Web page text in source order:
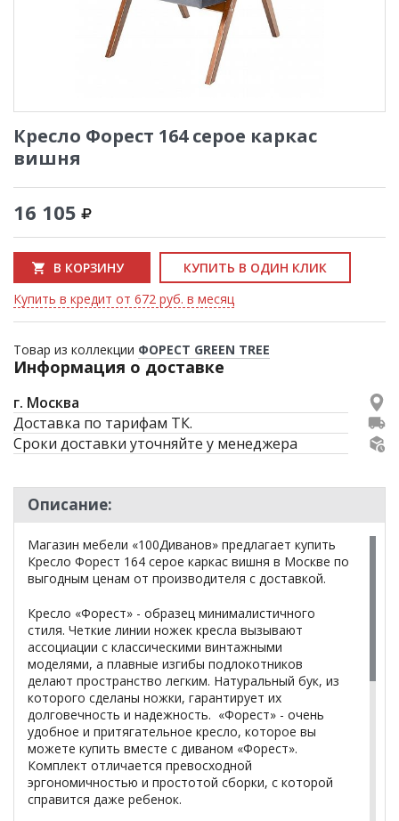
Кресло Форест 164 серое каркас
вишня
16 105
В КОРЗИНУ
КУПИТЬ В ОДИН КЛИК
Купить в кредит от 672 руб. в месяц
Товар из коллекции ФОРЕСТ GREEN TREE
Информация о доставке
г. Москва
Доставка по тарифам ТК.
Сроки доставки уточняйте у менеджера
Описание:
Магазин мебели «100Диванов» предлагает купить
Кресло Форест 164 серое каркас вишня в Москве по
выгодным ценам от производителя с доставкой.
Кресло «Форест» - образец минималистичного
стиля. Четкие линии ножек кресла вызывают
ассоциации с классическими винтажными
моделями, а плавные изгибы подлокотников
делают пространство легким. Натуральный бук, из
которого сделаны ножки, гарантирует их
долговечность и надежность. «Форест» - очень
удобное и притягательное кресло, которое вы
можете купить вместе с диваном «Форест».
Комплект отличается превосходной
эргономичностью и простотой сборки, с которой
справится даже ребенок.